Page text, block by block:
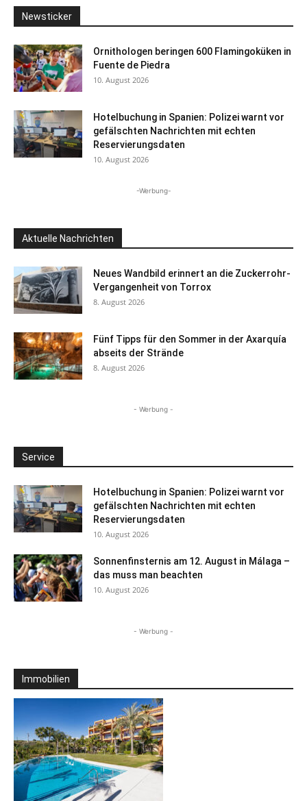
Newsticker
Ornithologen beringen 600 Flamingoküken in
Fuente de Piedra
10. August 2026
Hotelbuchung in Spanien: Polizei warnt vor
gefälschten Nachrichten mit echten
Reservierungsdaten
10. August 2026
-Werbung-
Aktuelle Nachrichten
Neues Wandbild erinnert an die Zuckerrohr-
Vergangenheit von Torrox
8. August 2026
Fünf Tipps für den Sommer in der Axarquía
abseits der Strände
8. August 2026
- Werbung -
Service
Hotelbuchung in Spanien: Polizei warnt vor
gefälschten Nachrichten mit echten
Reservierungsdaten
10. August 2026
Sonnenfinsternis am 12. August in Málaga –
das muss man beachten
10. August 2026
- Werbung -
Immobilien